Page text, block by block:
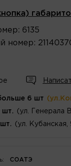
: 6135
номер :
6 шт
шт. (ул. Генерала
шт. (ул.
СОАТЭ